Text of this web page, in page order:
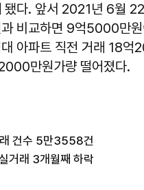
됐다. 앞서 2021년 6월
비교하면 9억5000만원
아파트 직전 거래 18억
만원가량 떨어졌다.
건수 5만3558건
거래 3개월째 하락